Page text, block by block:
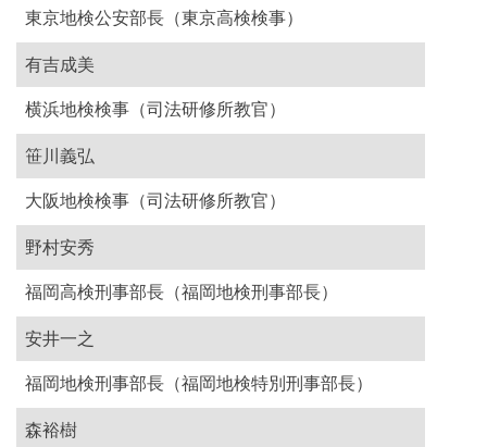
東京地検公安部長（東京高検検事）
有吉成美
横浜地検検事（司法研修所教官）
笹川義弘
大阪地検検事（司法研修所教官）
野村安秀
福岡高検刑事部長（福岡地検刑事部長）
安井一之
福岡地検刑事部長（福岡地検特別刑事部長）
森裕樹